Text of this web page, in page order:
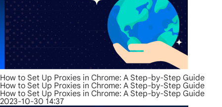
How to Set Up Proxies in Chrome: A Step-by-Step Guide
How to Set Up Proxies in Chrome: A Step-by-Step Guide
How to Set Up Proxies in Chrome: A Step-by-Step Guide
2023-10-30 14:37